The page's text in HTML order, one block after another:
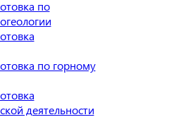
по
по горному
деятельности